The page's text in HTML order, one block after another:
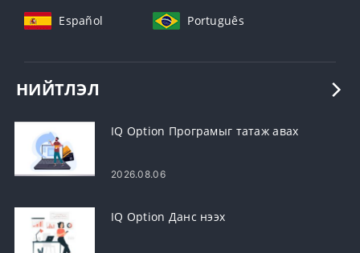
Español Português
НИЙТЛЭЛ
IQ Option Програмыг татаж авах
2026.08.06
IQ Option Данс нээх